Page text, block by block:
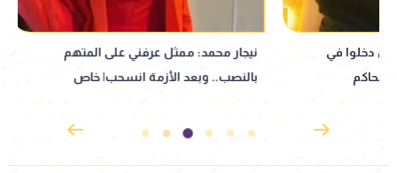
نيجار محمد: ممثل عرفني على المتهم
بالنصب.. وبعد الأزمة انسحب| خاص
نبيلة عبيد تعود
إذاعي جديد مأخوذ